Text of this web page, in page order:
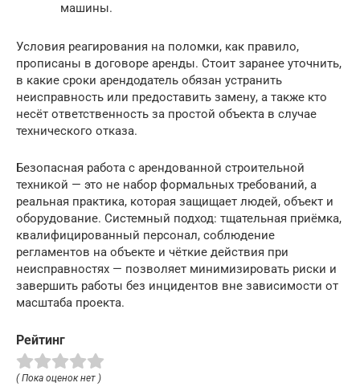
машины.
Условия реагирования на поломки, как правило,
прописаны в договоре аренды. Стоит заранее уточнить,
в какие сроки арендодатель обязан устранить
неисправность или предоставить замену, а также кто
несёт ответственность за простой объекта в случае
технического отказа.
Безопасная работа с арендованной строительной
техникой — это не набор формальных требований, а
реальная практика, которая защищает людей, объект и
оборудование. Системный подход: тщательная приёмка,
квалифицированный персонал, соблюдение
регламентов на объекте и чёткие действия при
неисправностях — позволяет минимизировать риски и
завершить работы без инцидентов вне зависимости от
масштаба проекта.
Рейтинг
( Пока оценок нет )